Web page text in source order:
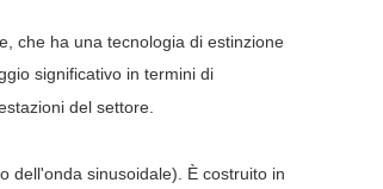
che ha una tecnologia di estinzione
significativo in termini di
del settore.
dell'onda sinusoidale). È costruito in